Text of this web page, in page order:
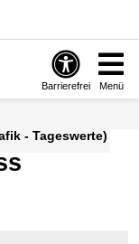
Barrierefrei Menü
- Tageswerte)